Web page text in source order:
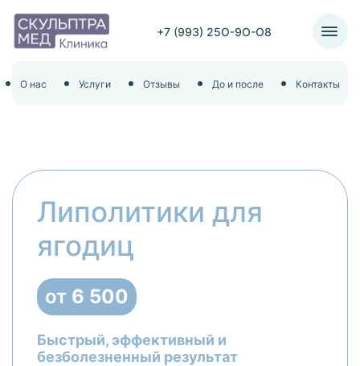
+7 (993) 25O-9O-O8
О нас Услуги Отзывы До и после Контакты
Липолитики для
ягодиц
от 6 500
Быстрый, эффективный и
безболезненный результат